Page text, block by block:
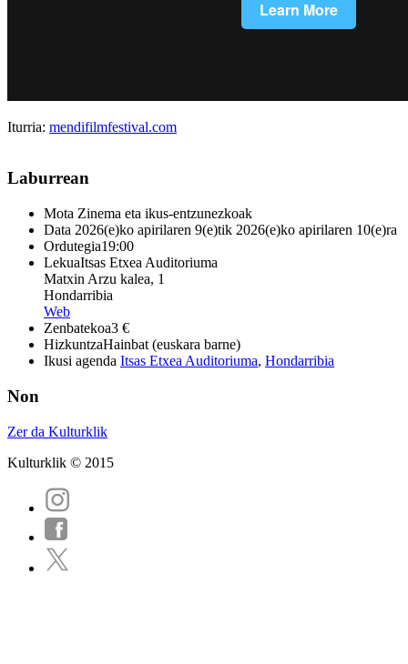
Iturria: mendifilmfestival.com
Laburrean
Mota Zinema eta ikus-entzunezkoak
Data 2026(e)ko apirilaren 9(e)tik 2026(e)ko apirilaren 10(e)ra
Ordutegia19:00
LekuaItsas Etxea Auditoriuma
Matxin Arzu kalea, 1
Hondarribia
Web
Zenbatekoa3 €
HizkuntzaHainbat (euskara barne)
Ikusi agenda Itsas Etxea Auditoriuma, Hondarribia
Non
Zer da Kulturklik
Kulturklik © 2015